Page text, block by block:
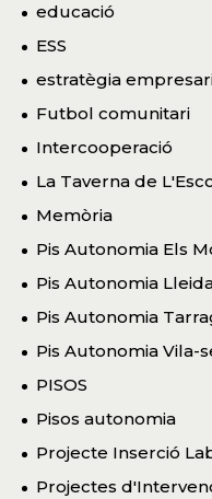
educació
ESS
estratègia
Futbol comunitari
Intercooperació
La Taverna de
Memòria
Pis Autonomia Els
Pis Autonomia
Pis Autonomia
Pis Autonomia Vila-
PISOS
Pisos autonomia
Projecte Inserció
Projectes